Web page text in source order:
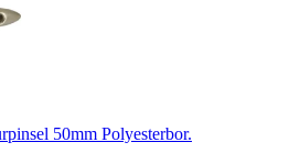
50mm Polyesterbor.